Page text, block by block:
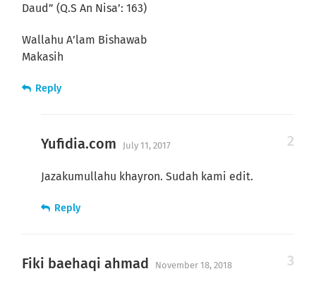
Daud” (Q.S An Nisa’: 163)
Wallahu A’lam Bishawab
Makasih
Reply
Yufidia.com July 11, 2017
Jazakumullahu khayron. Sudah kami edit.
Reply
Fiki baehaqi ahmad November 18, 2018